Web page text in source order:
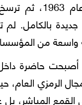
ومع وصول حزب
مرحلة جديدة
من المؤسسات
حاضرة
الرمزي
القمع